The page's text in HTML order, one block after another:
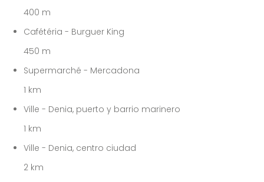
400 m
Cafétéria - Burguer King
450 m
Supermarché - Mercadona
1 km
Ville - Denia, puerto y barrio marinero
1 km
Ville - Denia, centro ciudad
2 km